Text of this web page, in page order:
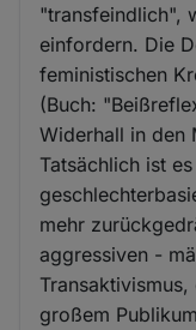
"transfeindlich",
einfordern. Die
feministischen
(Buch:
Widerhall in den
Tatsächlich ist
mehr
aggressiven -
großem